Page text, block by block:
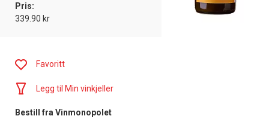
Pris:
339.90 kr
Favoritt
Legg til Min vinkjeller
Bestill fra Vinmonopolet